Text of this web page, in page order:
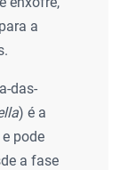
a
das-
) é a
pode
a fase